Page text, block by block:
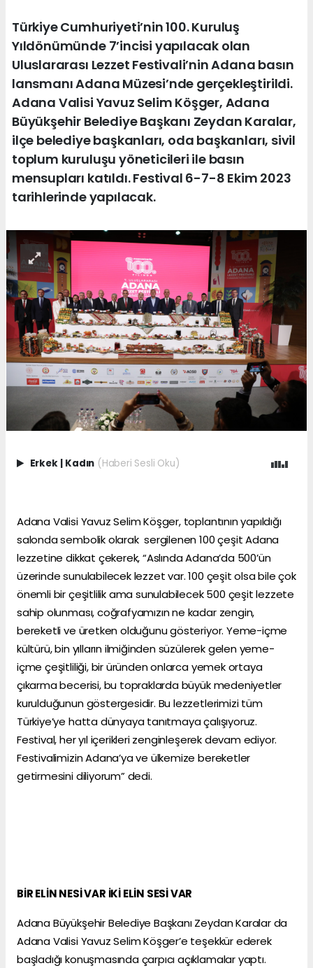
Türkiye Cumhuriyeti’nin 100. Kuruluş
Yıldönümünde 7’incisi yapılacak olan
Uluslararası Lezzet Festivali’nin Adana basın
lansmanı Adana Müzesi’nde gerçekleştirildi.
Adana Valisi Yavuz Selim Köşger, Adana
Büyükşehir Belediye Başkanı Zeydan Karalar,
ilçe belediye başkanları, oda başkanları, sivil
toplum kuruluşu yöneticileri ile basın
mensupları katıldı. Festival 6-7-8 Ekim 2023
tarihlerinde yapılacak.
Erkek | Kadın (Haberi Sesli Oku)
Adana Valisi Yavuz Selim Köşger, toplantının yapıldığı
salonda sembolik olarak sergilenen 100 çeşit Adana
lezzetine dikkat çekerek, “Aslında Adana’da 500’ün
üzerinde sunulabilecek lezzet var. 100 çeşit olsa bile çok
önemli bir çeşitlilik ama sunulabilecek 500 çeşit lezzete
sahip olunması, coğrafyamızın ne kadar zengin,
bereketli ve üretken olduğunu gösteriyor. Yeme-içme
kültürü, bin yılların ilmiğinden süzülerek gelen yeme-
içme çeşitliliği, bir üründen onlarca yemek ortaya
çıkarma becerisi, bu topraklarda büyük medeniyetler
kurulduğunun göstergesidir. Bu lezzetlerimizi tüm
Türkiye’ye hatta dünyaya tanıtmaya çalışıyoruz.
Festival, her yıl içerikleri zenginleşerek devam ediyor.
Festivalimizin Adana’ya ve ülkemize bereketler
getirmesini diliyorum” dedi.
BİR ELİN NESİ VAR İKİ ELİN SESİ VAR
Adana Büyükşehir Belediye Başkanı Zeydan Karalar da
Adana Valisi Yavuz Selim Köşger’e teşekkür ederek
başladığı konuşmasında çarpıcı açıklamalar yaptı.